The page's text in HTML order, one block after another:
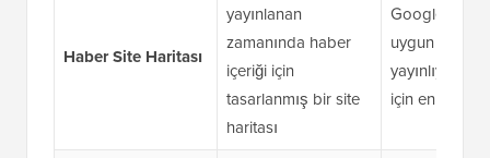
Haber Site Haritası
yayınlanan
zamanında haber
içeriği için
tasarlanmış bir site
haritası
Google
uygun içerik
için en